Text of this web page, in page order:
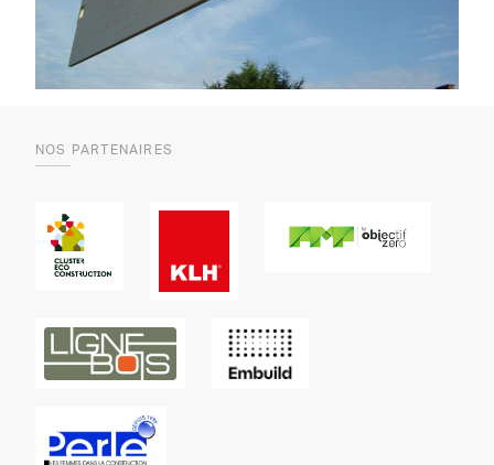
NOS PARTENAIRES